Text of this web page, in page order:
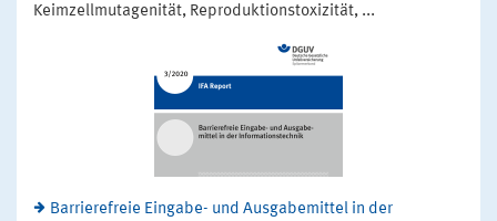
Keimzellmutagenität, Reproduktionstoxizität, ...
Barrierefreie Eingabe- und Ausgabemittel in der